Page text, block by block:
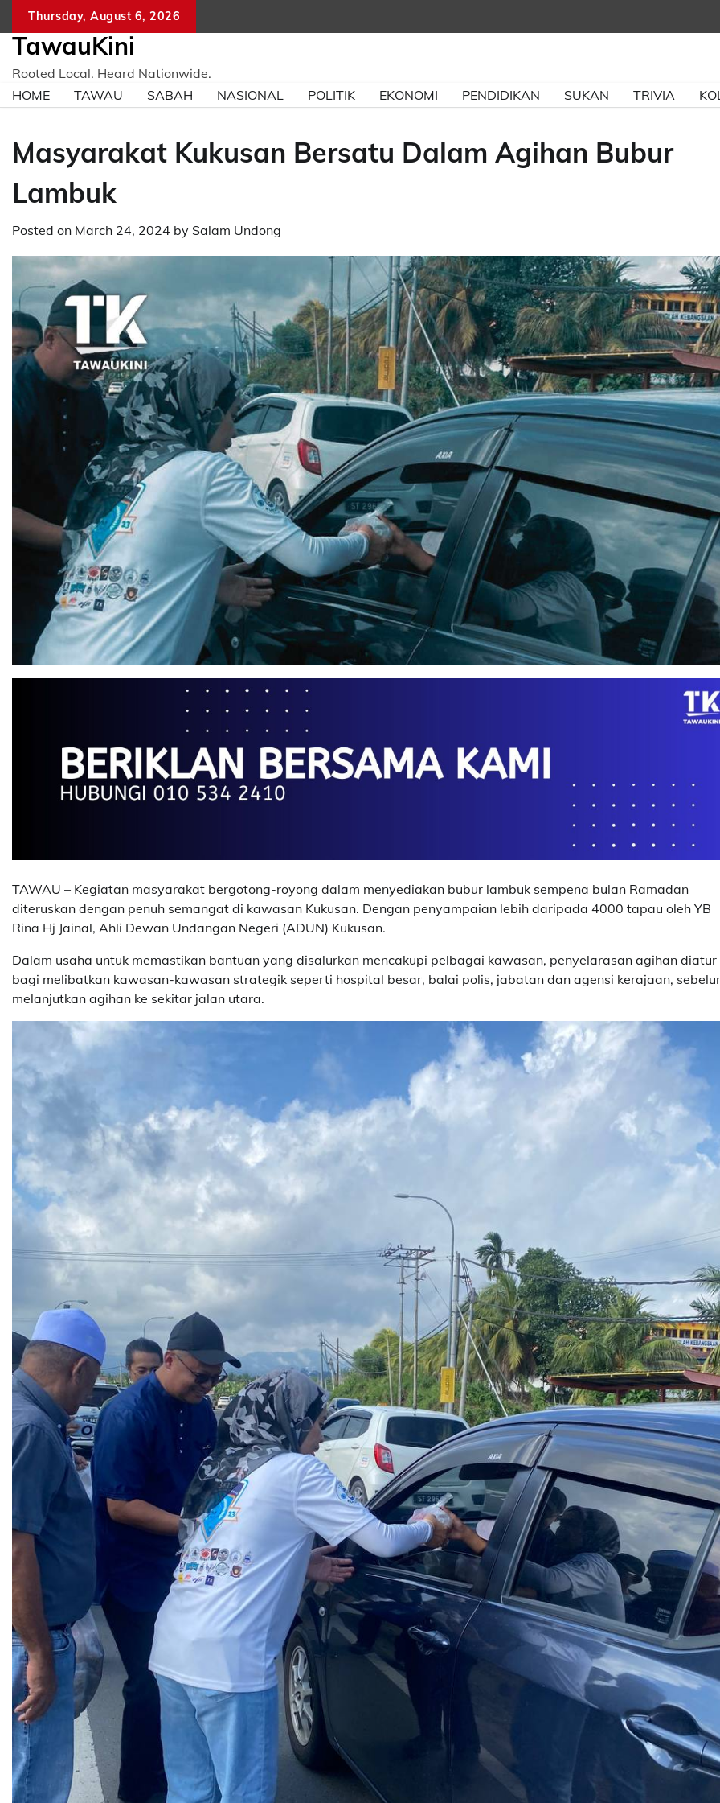
content
Thursday, August 6, 2026
TawauKini
Rooted Local. Heard Nationwide.
HOME
TAWAU SABAH NASIONAL POLITIK EKONOMI PENDIDIKAN SUKAN TRIVIA
Masyarakat Kukusan Bersatu Dalam Agihan Bubur
Lambuk
Posted on March 24, 2024 by Salam Undong
TAWAU – Kegiatan masyarakat bergotong-royong dalam menyediakan bubur lambuk sempena bulan Ramadan
diteruskan dengan penuh semangat di kawasan Kukusan. Dengan penyampaian lebih daripada 4000 tapau oleh YB
Rina Hj Jainal, Ahli Dewan Undangan Negeri (ADUN) Kukusan.
Dalam usaha untuk memastikan bantuan yang disalurkan mencakupi pelbagai kawasan, penyelarasan agihan diatur
bagi melibatkan kawasan-kawasan strategik seperti hospital besar, balai polis, jabatan dan agensi kerajaan,
melanjutkan agihan ke sekitar jalan utara.